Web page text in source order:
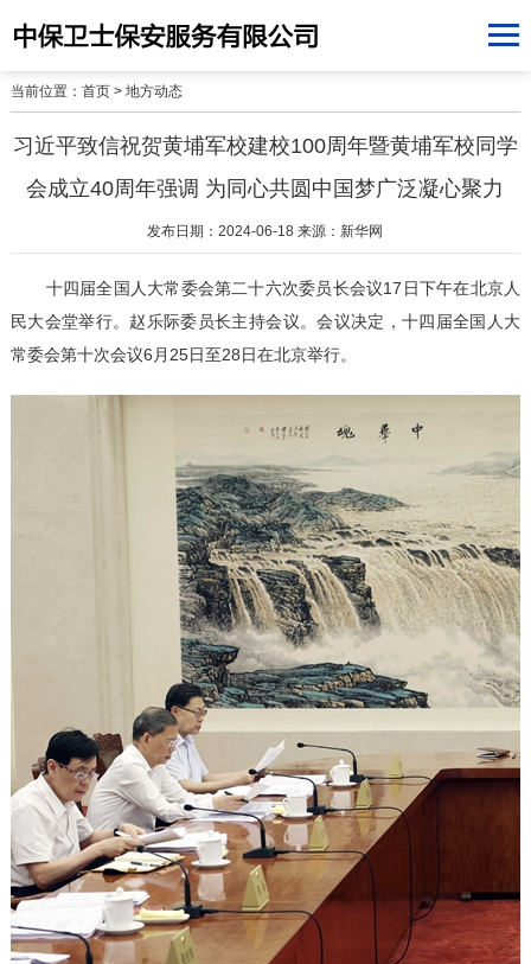
当前位置： 首页> 地方动态
习近平致信祝贺黄埔军校建校100周年暨黄埔军校同学
会成立40周年强调 为同心共圆中国梦广泛凝心聚力
发布日期：2024-06-18 来源：新华网
十四届全国人大常委会第二十六次委员长会议17日下午在北京人
民大会堂举行。赵乐际委员长主持会议。会议决定，十四届全国人大
常委会第十次会议6月25日至28日在北京举行。